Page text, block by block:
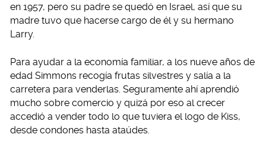
en 1957, pero su padre se quedó en Israel, así que su
madre tuvo que hacerse cargo de él y su hermano
Larry.
Para ayudar a la economía familiar, a los nueve años de
edad Simmons recogía frutas silvestres y salía a la
carretera para venderlas. Seguramente ahí aprendió
mucho sobre comercio y quizá por eso al crecer
accedió a vender todo lo que tuviera el logo de Kiss,
desde condones hasta ataúdes.